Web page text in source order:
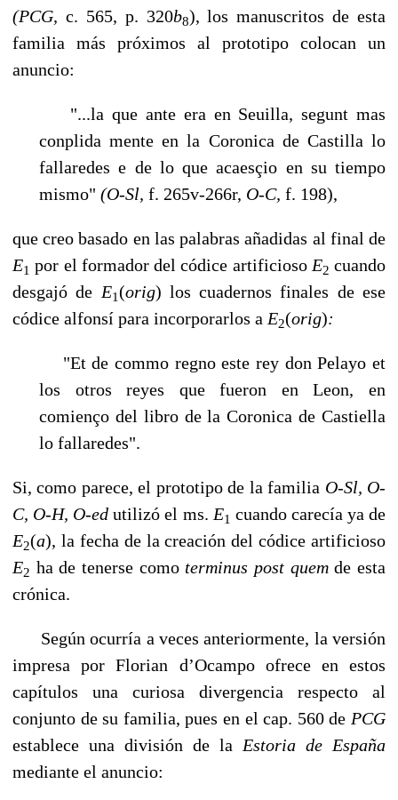
(PCG, c. 565, p. 320b8), los manuscritos de esta
familia más próximos al prototipo co­locan un
anuncio:
"...la que ante era en Seuilla, segunt mas
conplida mente en la Coronica de Castilla lo
fallaredes e de lo que acaesçio en su tiempo
mismo" (O-Sl, f. 265v-266r, O-C, f. 198),
que creo basado en las palabras añadidas al final de
E1 por el formador del códice ar­tificioso E2 cuando
desgajó de E1(orig) los cuadernos finales de ese
códice alfonsí pa­ra incorporarlos a E2(orig):
"Et de commo regno este rey don Pelayo et
los otros reyes que fueron en Leon, en
comienço del libro de la Coronica de Castiella
lo fallaredes".
Si, como parece, el prototipo de la familia O-Sl, O-
C, O-H, O-edutilizó el ms. E1 cuando carecía ya de
E2(a), la fecha de la creación del códice artificioso
E2 ha de tenerse como terminus post quemde esta
crónica.
Según ocurría a veces anteriormente, la versión
impresa por Florian d’Ocampo ofre­ce en estos
capítulos una curiosa divergencia respecto al
conjunto de su familia, pues en el cap. 560 de PCG
establece una división de la Estoria de España
mediante el anuncio: